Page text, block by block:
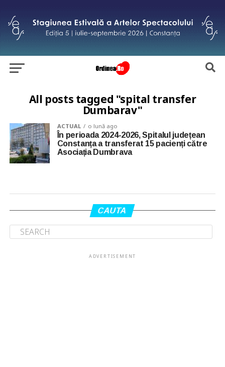
All posts tagged "spital transfer
Dumbarav"
ACTUAL o lună ago
În perioada 2024-2026, Spitalul județean
Constanța a transferat 15 pacienți către
Asociația Dumbrava
CAUTA
ADVERTISEMENT